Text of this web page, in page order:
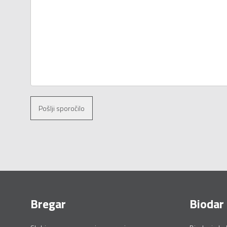
Pošlji sporočilo
Bregar Biodar